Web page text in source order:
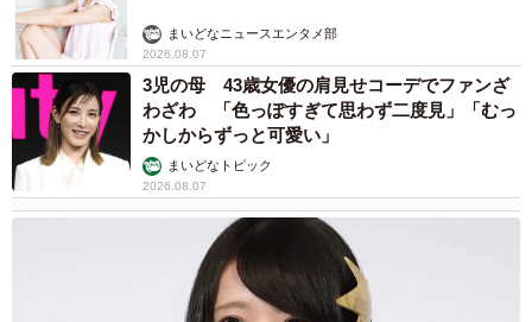
まいどなニュースエンタメ部
2026.08.07
3児の母 43歳女優の肩見せコーデでファンざ
わざわ 「色っぽすぎて思わず二度見」「むっ
かしからずっと可愛い」
まいどなトピック
2026.08.07